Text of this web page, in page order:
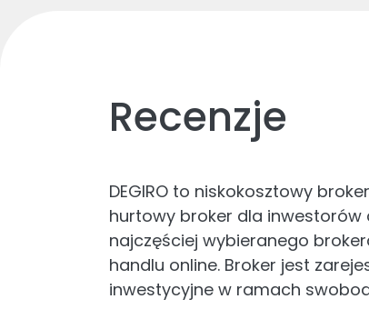
Recenzje
DEGIRO to niskokosztowy
hurtowy broker dla
najczęściej wybieranego
handlu online. Broker jest
inwestycyjne w ramach